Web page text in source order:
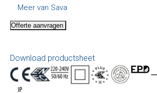
Meer van Sava
Offerte aanvragen
Download productsheet